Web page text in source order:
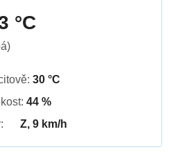
°C
30 °C
44 %
Z, 9 km/h